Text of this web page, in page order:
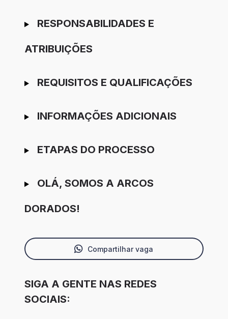
RESPONSABILIDADES E
ATRIBUIÇÕES
REQUISITOS E QUALIFICAÇÕES
INFORMAÇÕES ADICIONAIS
ETAPAS DO PROCESSO
OLÁ, SOMOS A ARCOS
DORADOS!
Compartilhar vaga
SIGA A GENTE NAS REDES
SOCIAIS: